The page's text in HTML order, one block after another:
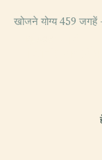
खोजने योग्य 459
PLACE